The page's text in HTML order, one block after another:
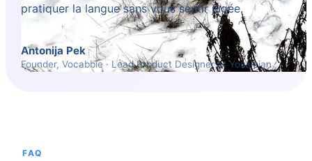
pratiquer la langue sans vous sentir jugée.
Antonija Pek
Founder, Vocabbie · Lead Product Designer at Yousician
FAQ